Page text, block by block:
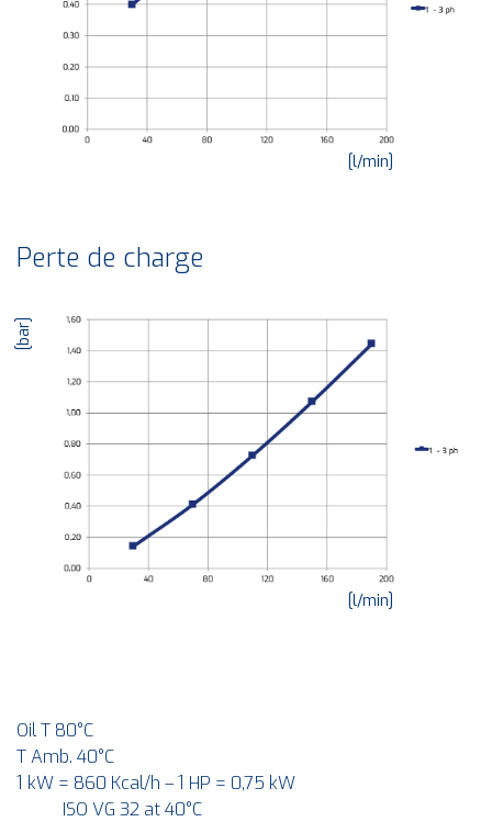
[l/min]
Perte de charge
[bar]
[l/min]
Oil T 80°C
T Amb. 40°C
1 kW = 860 Kcal/h – 1 HP = 0,75 kW
ISO VG 32 at 40°C